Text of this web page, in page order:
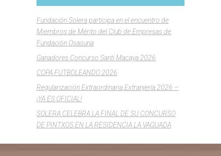
Fundación Solera participa en el encuentro de
Miembros de Mérito del Club de Empresas de
Fundación Osasuna
Ganadores Concurso Santi Macaya 2026
COPA FUTBOLEANDO 2026
Regularización Extraordinaria Extranjería 2026 –
¡YA ES OFICIAL!
SOLERA CELEBRA LA FINAL DE SU CONCURSO
DE PINTXOS EN LA RESIDENCIA LA VAGUADA